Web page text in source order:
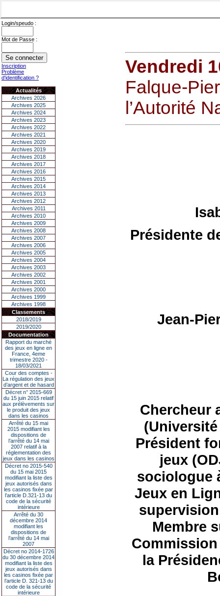
Login/speudo :
Mot de Passe :
Inscription
Problème
d'identification ?
Actualités
Archives 2026
Archives 2025
Archives 2024
Archives 2023
Archives 2022
Archives 2021
Archives 2020
Archives 2019
Archives 2018
Archives 2017
Archives 2016
Archives 2015
Archives 2014
Archives 2013
Archives 2012
Archives 2011
Archives 2010
Archives 2009
Archives 2008
Archives 2007
Archives 2006
Archives 2005
Archives 2004
Archives 2003
Archives 2002
Archives 2001
Archives 2000
Archives 1999
Archives 1998
Classements
2018/2019
2019/2020
Documentation
Rapport du marché
des jeux en ligne en
France, 4eme
trimestre 2020 -
18/03/2021
Cour des comptes -
La régulation des jeux
d’argent et de hasard
Décret n° 2015-669
du 15 juin 2015 relatif
aux prélèvements sur
le produit des jeux
dans les casinos
Arrêté du 15 mai
2015 modifiant les
dispositions de
l’arrêté du 14 mai
2007 relatif à la
réglementation des
jeux dans les casinos
Décret no 2015-540
du 15 mai 2015
modifiant la liste des
jeux autorisés dans
les casinos fixée par
l’article D.321-13 du
code de la sécurité
intérieure
Arrêté du 30
décembre 2014
modifiant les
dispositions de
l’arrêté du 14 mai
2007
Décret no 2014-1726
du 30 décembre 2014
modifiant la liste des
jeux autorisés dans
les casinos fixée par
l’article D. 321-13 du
code de la sécurité
intérieure
Vendredi
Falque-
l’Autorité
Présidente
Jean-
Chercheur
Président
jeux
sociologue
Jeux en
supervision
Membre
la